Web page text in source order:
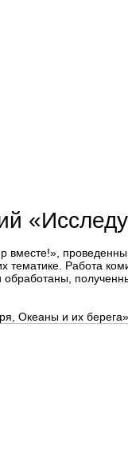
тематике. Работа
обработаны,
Океаны и их